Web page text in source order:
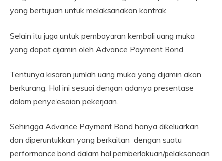
yang bertujuan untuk melaksanakan kontrak.
Selain itu juga untuk pembayaran kembali uang muka
yang dapat dijamin oleh Advance Payment Bond.
Tentunya kisaran jumlah uang muka yang dijamin akan
berkurang. Hal ini sesuai dengan adanya presentase
dalam penyelesaian pekerjaan.
Sehingga Advance Payment Bond hanya dikeluarkan
dan diperuntukkan yang berkaitan dengan suatu
performance bond dalam hal pemberlakuan/pelaksanaan